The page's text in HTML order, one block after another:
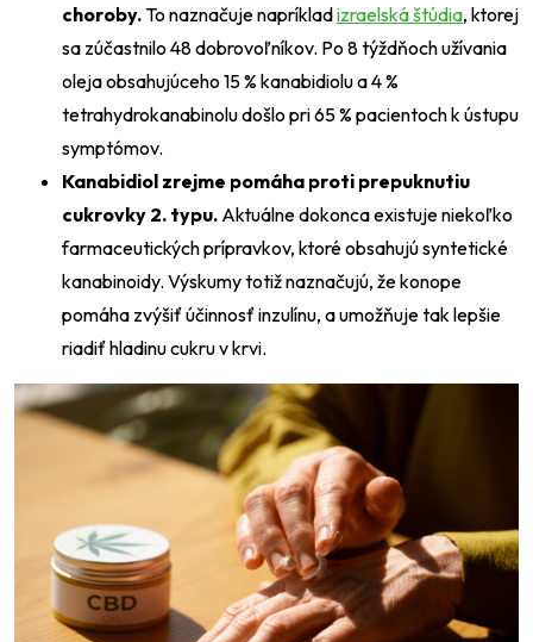
choroby.To naznačuje napríkladizraelská štúdia, ktorej
sa zúčastnilo 48 dobrovoľníkov. Po 8 týždňoch užívania
oleja obsahujúceho 15 % kanabidiolu a 4 %
tetrahydrokanabinolu došlo pri 65 % pacientoch k ústupu
symptómov.
Kanabidiol zrejme pomáha proti prepuknutiu
cukrovky 2. typu. Aktuálne dokonca existuje niekoľko
farmaceutických prípravkov, ktoré obsahujú syntetické
kanabinoidy. Výskumy totiž naznačujú, že konope
pomáha zvýšiť účinnosť inzulínu, a umožňuje tak lepšie
riadiť hladinu cukru v krvi.